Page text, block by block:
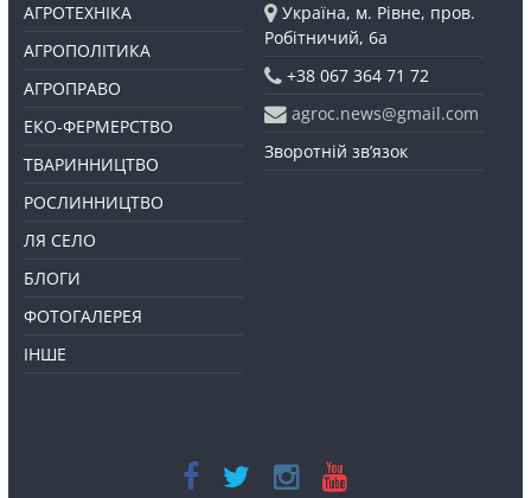
АГРОТЕХНІКА
АГРОПОЛІТИКА
АГРОПРАВО
ЕКО-ФЕРМЕРСТВО
ТВАРИННИЦТВО
РОСЛИННИЦТВО
ЛЯ СЕЛО
БЛОГИ
ФОТОГАЛЕРЕЯ
ІНШЕ
Україна, м. Рівне, пров.
Робітничий, 6а
+38 067 364 71 72
agroc.news@gmail.com
Зворотній зв’язок